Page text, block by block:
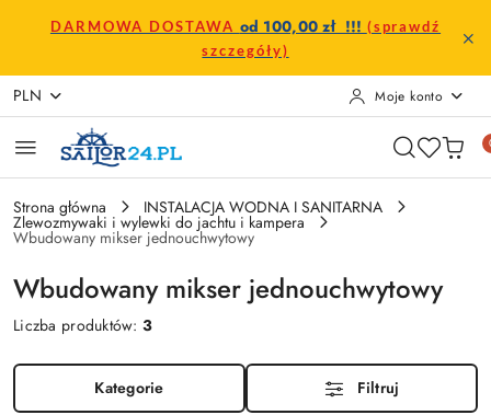
Przejdź do treści głównej
Przejdź do wyszukiwarki
Przejdź do moje konto
Przejdź do menu głównego
Przejdź do stopki
DARMOWA DOSTAWA od 100,00 zł !!! (sprawdź
szczegóły)
PLN Moje konto
Strona główna INSTALACJA WODNA I SANITARNA
Zlewozmywaki i wylewki do jachtu i kampera
Wbudowany mikser jednouchwytowy
Wbudowany mikser jednouchwytowy
Liczba produktów:3
Kategorie Filtruj